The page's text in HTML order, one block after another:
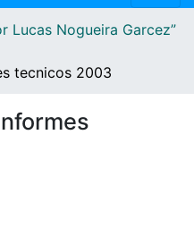
Lucas Nogueira Garcez”
tecnicos 2003